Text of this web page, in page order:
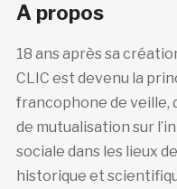
A propos
18 ans après sa
CLIC est devenu la
francophone de veille,
de mutualisation sur
sociale dans les lieux
historique et